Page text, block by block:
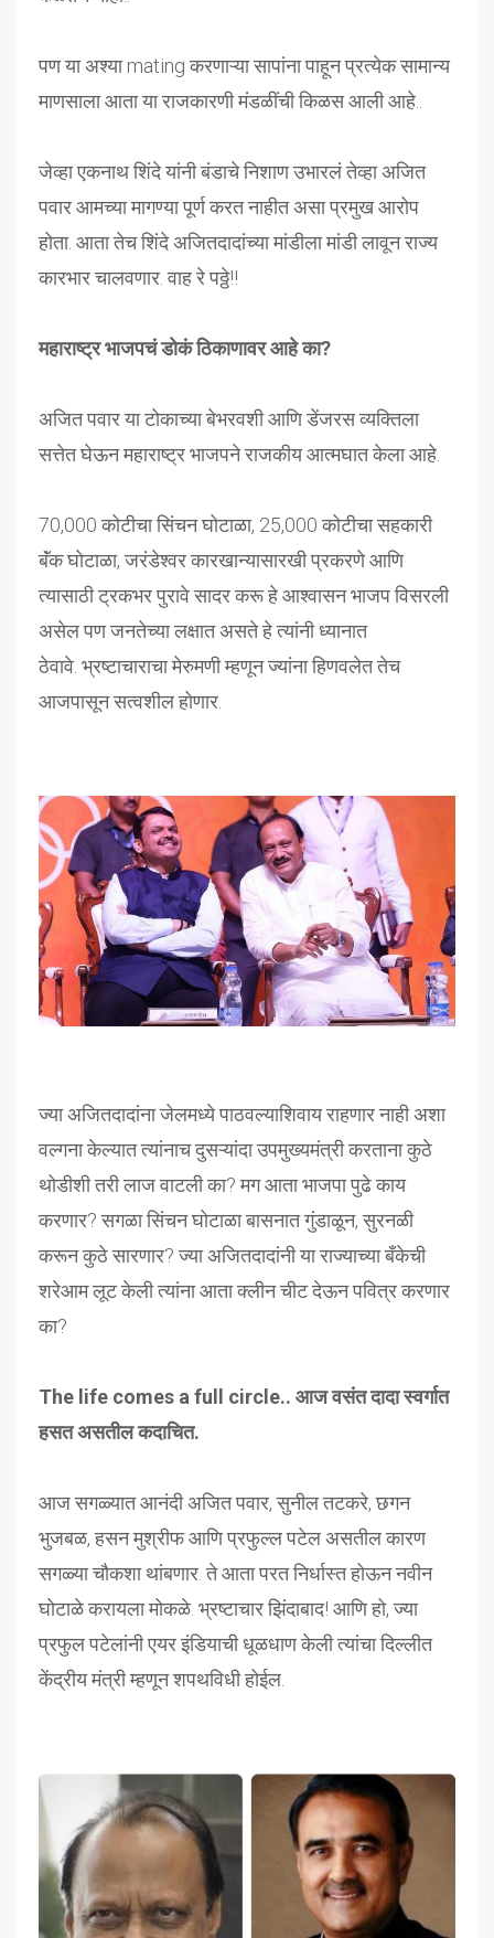
पण या अश्या mating करणाऱ्या सापांना पाहून प्रत्येक सामान्य
माणसाला आता या राजकारणी मंडळींची किळस आली आहे..
जेव्हा एकनाथ शिंदे यांनी बंडाचे निशाण उभारलं तेव्हा अजित
पवार आमच्या मागण्या पूर्ण करत नाहीत असा प्रमुख आरोप
होता. आता तेच शिंदे अजितदादांच्या मांडीला मांडी लावून राज्य
कारभार चालवणार. वाह रे पठ्ठे!!
महाराष्ट्र भाजपचं डोकं ठिकाणावर आहे का?
अजित पवार या टोकाच्या बेभरवशी आणि डेंजरस व्यक्तिला
सत्तेत घेऊन महाराष्ट्र भाजपने राजकीय आत्मघात केला आहे.
70,000 कोटीचा सिंचन घोटाळा, 25,000 कोटीचा सहकारी
बॅंक घोटाळा, जरंडेश्वर कारखान्यासारखी प्रकरणे आणि
त्यासाठी ट्रकभर पुरावे सादर करू हे आश्वासन भाजप विसरली
असेल पण जनतेच्या लक्षात असते हे त्यांनी ध्यानात
ठेवावे. भ्रष्टाचाराचा मेरुमणी म्हणून ज्यांना हिणवलेत तेच
आजपासून सत्वशील होणार.
ज्या अजितदादांना जेलमध्ये पाठवल्याशिवाय राहणार नाही अशा
वल्गना केल्यात त्यांनाच दुसऱ्यांदा उपमुख्यमंत्री करताना कुठे
थोडीशी तरी लाज वाटली का? मग आता भाजपा पुढे काय
करणार? सगळा सिंचन घोटाळा बासनात गुंडाळून, सुरनळी
करून कुठे सारणार? ज्या अजितदादांनी या राज्याच्या बँकेची
शरेआम लूट केली त्यांना आता क्लीन चीट देऊन पवित्र करणार
का?
The life comes a full circle.. आज वसंत दादा स्वर्गात
हसत असतील कदाचित.
आज सगळ्यात आनंदी अजित पवार, सुनील तटकरे, छगन
भुजबळ, हसन मुश्रीफ आणि प्रफुल्ल पटेल असतील कारण
सगळ्या चौकशा थांबणार. ते आता परत निर्धास्त होऊन नवीन
घोटाळे करायला मोकळे. भ्रष्टाचार झिंदाबाद! आणि हो, ज्या
प्रफुल पटेलांनी एयर इंडियाची धूळधाण केली त्यांचा दिल्लीत
केंद्रीय मंत्री म्हणून शपथविधी होईल.